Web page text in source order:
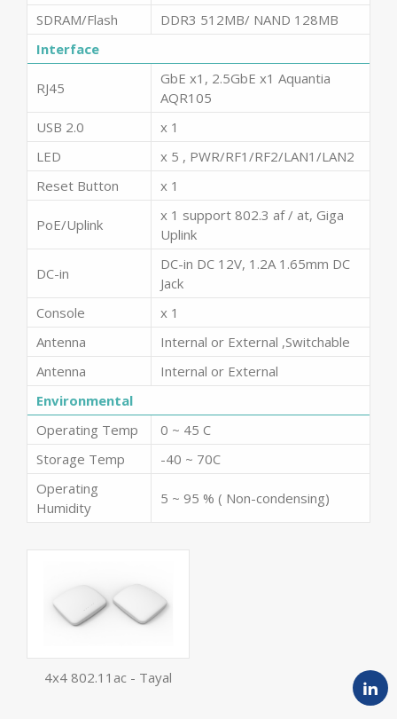
SDRAM/Flash
DDR3 512MB/ NAND 128MB
Interface
RJ45
GbE x1, 2.5GbE x1 Aquantia
AQR105
USB 2.0
x 1
LED
x 5 , PWR/RF1/RF2/LAN1/LAN2
Reset Button
x 1
PoE/Uplink
x 1 support 802.3 af / at, Giga
Uplink
DC-in
DC-in DC 12V, 1.2A 1.65mm DC
Jack
Console
x 1
Antenna
Internal or External ,Switchable
Antenna
Internal or External
Environmental
Operating Temp
0 ~ 45 C
Storage Temp
-40 ~ 70C
Operating
Humidity
5 ~ 95 % ( Non-condensing)
4x4 802.11ac - Tayal